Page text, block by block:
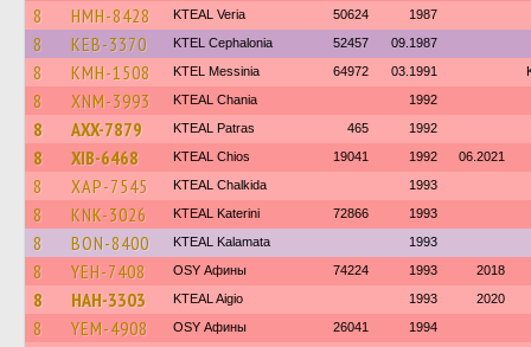
8 HMH-8428 KTEAL Veria 50624 1987
8 KEB-3370 KTEL Cephalonia 52457 09.1987
8 KMH-1508 KTEL Messinia 64972 03.1991
8 XNM-3993 KTEAL Chania 1992
8 AXX-7879 KTEAL Patras 465 1992
8 XIB-6468 KTEAL Chios 19041 1992 06.2021
8 XAP-7545 KTEAL Chalkida 1993
8 KNK-3026 KTEAL Katerini 72866 1993
8 BON-8400 KTEAL Kalamata 1993
8 YEH-7408 OSY Афины 74224 1993 2018
8 HAH-3303 KTEAL Aigio 1993 2020
8 YEM-4908 OSY Афины 26041 1994